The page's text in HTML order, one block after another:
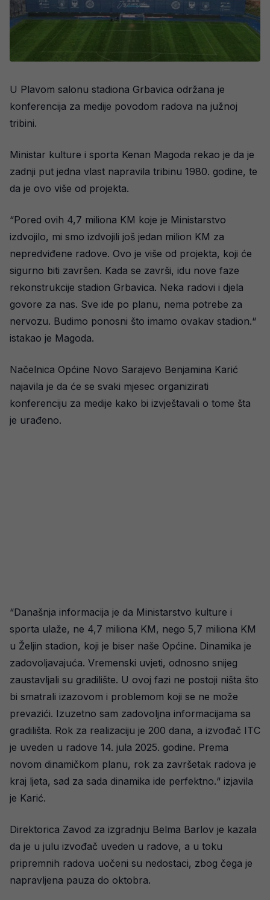
U Plavom salonu stadiona Grbavica održana je
konferencija za medije povodom radova na južnoj
tribini.
Ministar kulture i sporta Kenan Magoda rekao je da je
zadnji put jedna vlast napravila tribinu 1980. godine, te
da je ovo više od projekta.
“Pored ovih 4,7 miliona KM koje je Ministarstvo
izdvojilo, mi smo izdvojili još jedan milion KM za
nepredviđene radove. Ovo je više od projekta, koji će
sigurno biti završen. Kada se završi, idu nove faze
rekonstrukcije stadion Grbavica. Neka radovi i djela
govore za nas. Sve ide po planu, nema potrebe za
nervozu. Budimo ponosni što imamo ovakav stadion.“
istakao je Magoda.
Načelnica Općine Novo Sarajevo Benjamina Karić
najavila je da će se svaki mjesec organizirati
konferenciju za medije kako bi izvještavali o tome šta
je urađeno.
“Današnja informacija je da Ministarstvo kulture i
sporta ulaže, ne 4,7 miliona KM, nego 5,7 miliona KM
u Željin stadion, koji je biser naše Općine. Dinamika je
zadovoljavajuća. Vremenski uvjeti, odnosno snijeg
zaustavljali su gradilište. U ovoj fazi ne postoji ništa što
bi smatrali izazovom i problemom koji se ne može
prevazići. Izuzetno sam zadovoljna informacijama sa
gradilišta. Rok za realizaciju je 200 dana, a izvođač ITC
je uveden u radove 14. jula 2025. godine. Prema
novom dinamičkom planu, rok za završetak radova je
kraj ljeta, sad za sada dinamika ide perfektno.“ izjavila
je Karić.
Direktorica Zavod za izgradnju Belma Barlov je kazala
da je u julu izvođač uveden u radove, a u toku
pripremnih radova uočeni su nedostaci, zbog čega je
napravljena pauza do oktobra.